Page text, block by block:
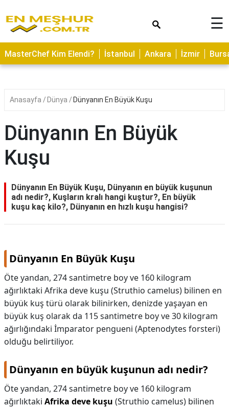
ASTROLOJİ
SAĞLIK
YERLER
BAKIMI
KAMP
ALANLARI
HAMİLELİK
İLETİŞİM
☰
MasterChef Kim Elendi? İstanbul Ankara İzmir
Anasayfa Dünya Dünyanın En Büyük Kuşu
Dünyanın En Büyük
Kuşu
Dünyanın En Büyük Kuşu, Dünyanın en büyük kuşunun
adı nedir?, Kuşların kralı hangi kuştur?, En büyük
kuşu kaç kilo?, Dünyanın en hızlı kuşu hangisi?
Dünyanın En Büyük Kuşu
Öte yandan, 274 santimetre boy ve 160 kilogram
ağırlıktaki Afrika deve kuşu (Struthio camelus) bilinen en
büyük kuş türü olarak bilinirken, denizde yaşayan en
büyük kuş olarak da 115 santimetre boy ve 30 kilogram
ağırlığındaki İmparator pengueni (Aptenodytes forsteri)
olduğu belirtiliyor.
Dünyanın en büyük kuşunun adı nedir?
Öte yandan, 274 santimetre boy ve 160 kilogram
ağırlıktaki Afrika deve kuşu (Struthio camelus) bilinen